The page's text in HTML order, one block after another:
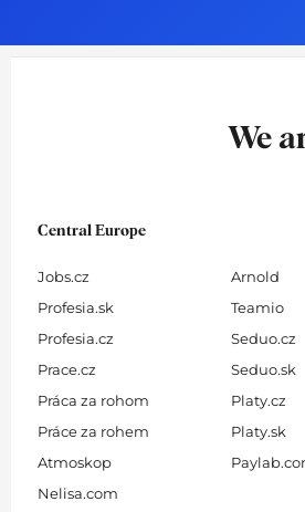
o
g
d
b
We
Central Europe
Jobs.cz
Profesia.sk
Profesia.cz
Prace.cz
Práca za rohom
Práce za rohem
Atmoskop
Nelisa.com
Arnold
Teamio
Seduo.cz
Seduo.sk
Platy.cz
Platy.sk